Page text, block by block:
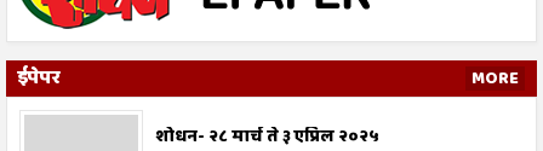
ईपेपर MORE
शोधन- २८ मार्च ते ३ एप्रिल २०२५